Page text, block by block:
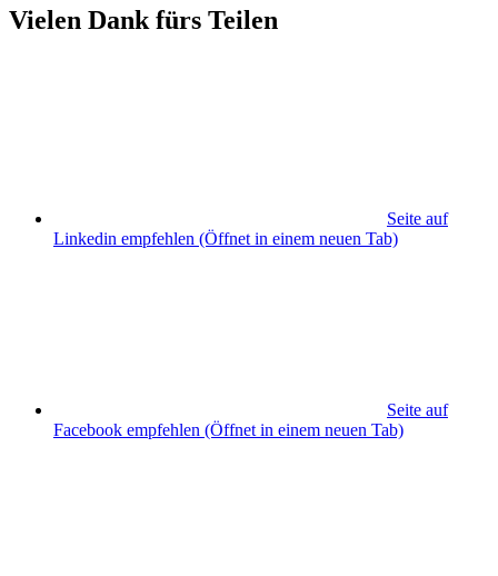
Vielen Dank fürs Teilen
Seite auf
Linkedin empfehlen (Öffnet in einem neuen Tab)
Seite auf
Facebook empfehlen (Öffnet in einem neuen Tab)